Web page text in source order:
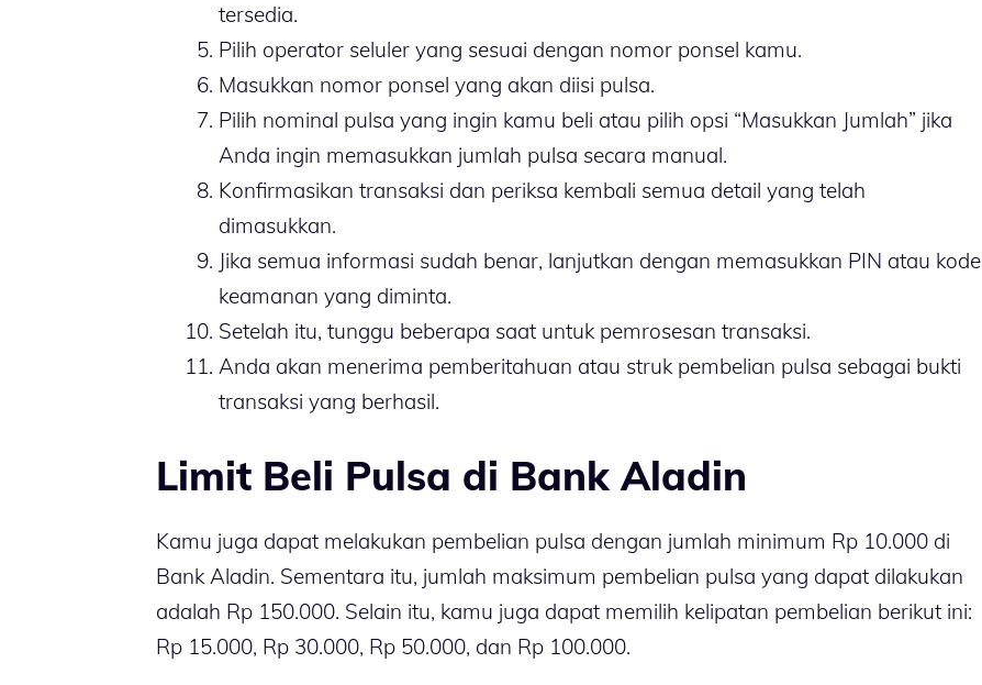
tersedia.
Pilih operator seluler yang sesuai dengan nomor ponsel kamu.
Masukkan nomor ponsel yang akan diisi pulsa.
Pilih nominal pulsa yang ingin kamu beli atau pilih opsi “Masukkan Jumlah” jika
Anda ingin memasukkan jumlah pulsa secara manual.
Konfirmasikan transaksi dan periksa kembali semua detail yang telah
dimasukkan.
Jika semua informasi sudah benar, lanjutkan dengan memasukkan PIN atau kode
keamanan yang diminta.
Setelah itu, tunggu beberapa saat untuk pemrosesan transaksi.
Anda akan menerima pemberitahuan atau struk pembelian pulsa sebagai bukti
transaksi yang berhasil.
Limit Beli Pulsa di Bank Aladin
Kamu juga dapat melakukan pembelian pulsa dengan jumlah minimum Rp 10.000 di
Bank Aladin. Sementara itu, jumlah maksimum pembelian pulsa yang dapat dilakukan
adalah Rp 150.000. Selain itu, kamu juga dapat memilih kelipatan pembelian berikut ini:
Rp 15.000, Rp 30.000, Rp 50.000, dan Rp 100.000.